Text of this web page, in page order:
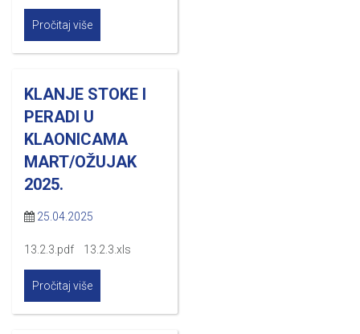
Pročitaj više
KLANJE STOKE I
PERADI U
KLAONICAMA
MART/OŽUJAK
2025.
25.04.2025
13.2.3.pdf 13.2.3.xls
Pročitaj više